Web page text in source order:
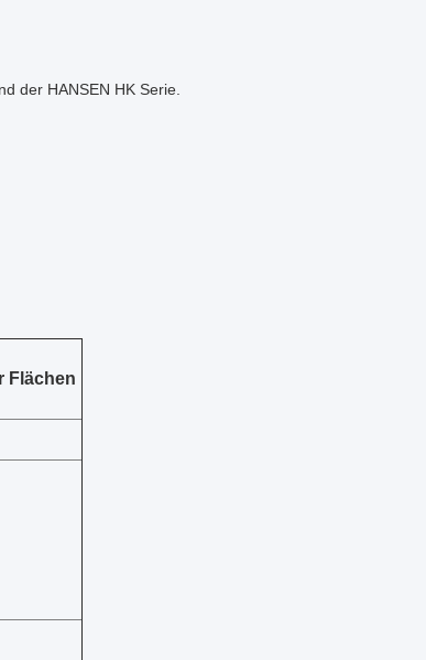
der HANSEN HK Serie.
Flächen